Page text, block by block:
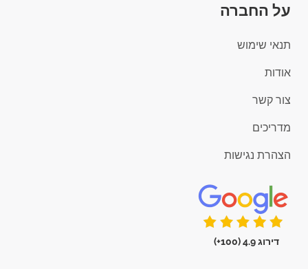
על החברה
תנאי שימוש
אודות
צור קשר
מדריכים
הצהרת נגישות
דירוג 4.9 (100+)